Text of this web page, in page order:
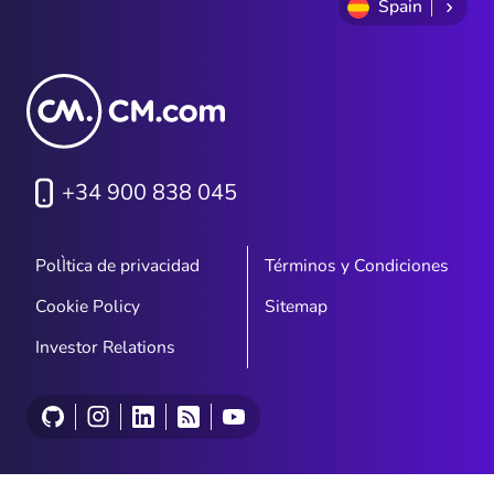
Spain
+34 900 838 045
PolÌtica de privacidad
Términos y Condiciones
Cookie Policy
Sitemap
Investor Relations